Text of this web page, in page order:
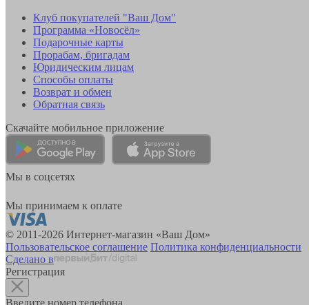
Клуб покупателей "Ваш Дом"
Программа «Новосёл»
Подарочные карты
Прорабам, бригадам
Юридическим лицам
Способы оплаты
Возврат и обмен
Обратная связь
Скачайте мобильное приложение
Мы в соцсетях
Мы принимаем к оплате
© 2011-2026 Интернет-магазин «Ваш Дом»
Пользовательское соглашение Политика конфиденциальности
Сделано в
Регистрация